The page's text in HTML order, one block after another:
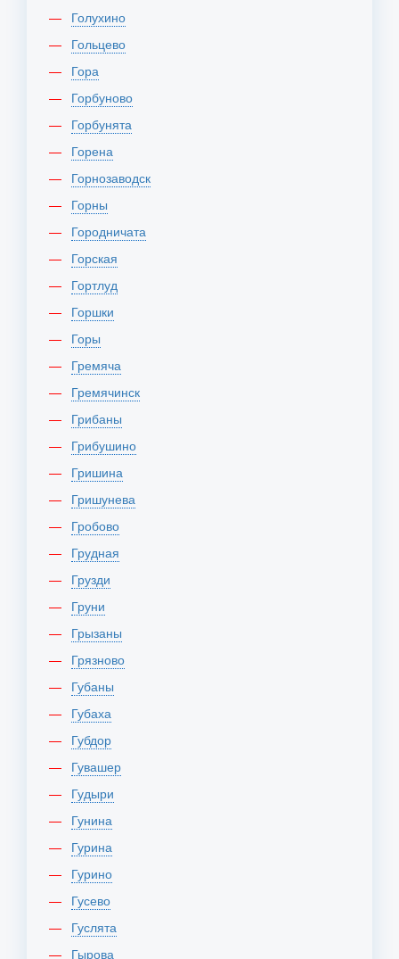
Голухино
Гольцево
Гора
Горбуново
Горбунята
Горена
Горнозаводск
Горны
Городничата
Горская
Гортлуд
Горшки
Горы
Гремяча
Гремячинск
Грибаны
Грибушино
Гришина
Гришунева
Гробово
Грудная
Грузди
Груни
Грызаны
Грязново
Губаны
Губаха
Губдор
Гувашер
Гудыри
Гунина
Гурина
Гурино
Гусево
Гуслята
Гырова